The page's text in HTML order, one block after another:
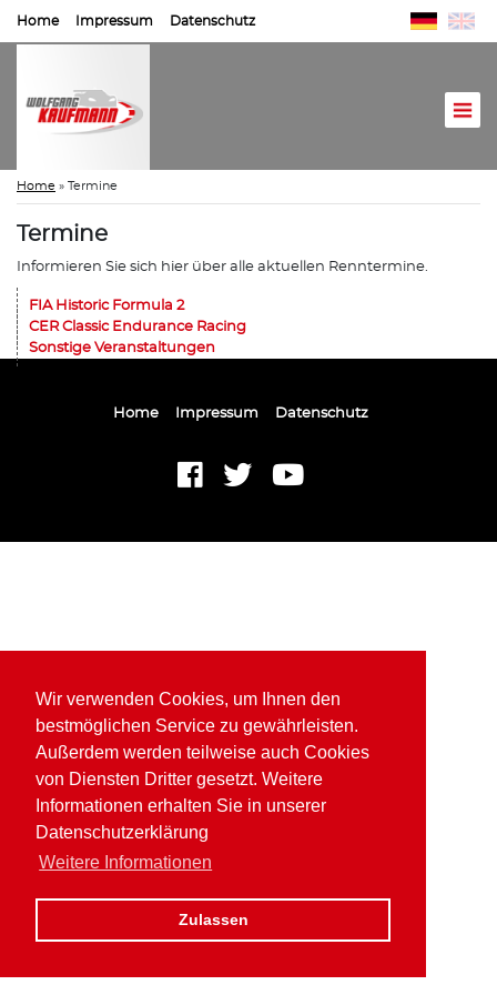
Wir verwenden Cookies, um Ihnen den
bestmöglichen Service zu gewährleisten.
Außerdem werden teilweise auch Cookies
von Diensten Dritter gesetzt. Weitere
Informationen erhalten Sie in unserer
Datenschutzerklärung
Weitere Informationen
Zulassen
Home Impressum Datenschutz
Home » Termine
Termine
Informieren Sie sich hier über alle aktuellen Renntermine.
FIA Historic Formula 2
CER Classic Endurance Racing
Sonstige Veranstaltungen
Home Impressum Datenschutz